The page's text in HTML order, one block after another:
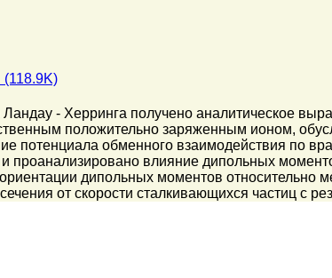
(118.9K)
- Херринга получено аналитическое
положительно заряженным ионом,
потенциала обменного взаимодействия по
проанализировано влияние дипольных
дипольных моментов относительно
от скорости сталкивающихся частиц с